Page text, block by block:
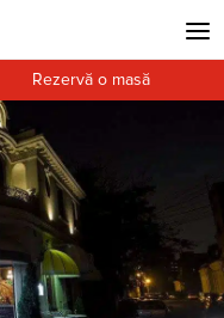
Rezervă o masă